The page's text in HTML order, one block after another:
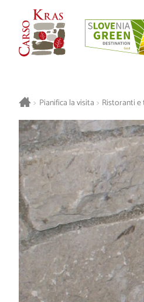
> Pianifica la visita > Ristoranti